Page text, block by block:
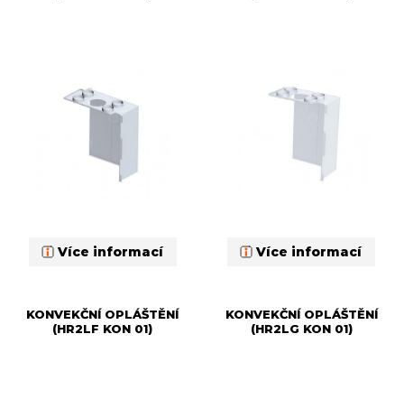
Více informací Více informací
KONVEKČNÍ OPLÁŠTĚNÍ
(HR2LF KON 01)
KONVEKČNÍ OPLÁŠTĚNÍ
(HR2LG KON 01)